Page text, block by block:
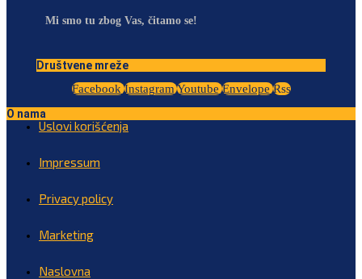
Mi smo tu zbog Vas, čitamo se!
Društvene mreže
Facebook Instagram Youtube Envelope Rss
O nama
Uslovi korišćenja
Impressum
Privacy policy
Marketing
Naslovna